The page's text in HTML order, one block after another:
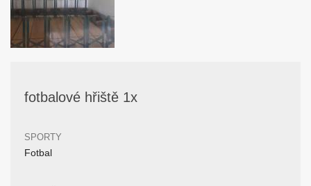
fotbalové hřiště 1x
SPORTY
Fotbal